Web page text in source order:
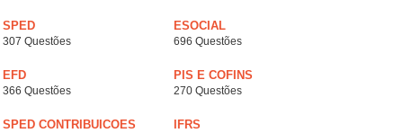
SPED
307 Questões
ESOCIAL
696 Questões
EFD
366 Questões
PIS E COFINS
270 Questões
SPED CONTRIBUICOES IFRS